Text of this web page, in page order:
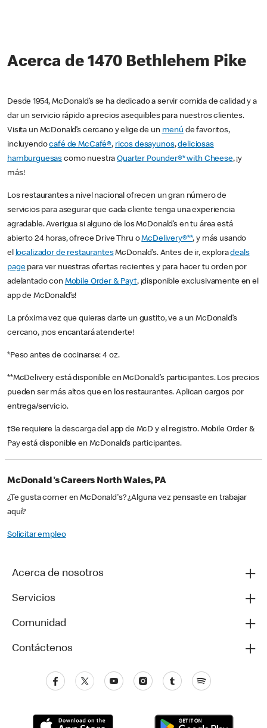
Acerca de 1470 Bethlehem Pike
Desde 1954, McDonald’s se ha dedicado a servir comida de calidad y a
dar un servicio rápido a precios asequibles para nuestros clientes.
Visita un McDonald’s cercano y elige de un menú de favoritos,
incluyendocafé de McCafé®, ricos desayunos,deliciosas
hamburguesas como nuestraQuarter Pounder®* with Cheese, ¡y
más!
Los restaurantes a nivel nacional ofrecen un gran número de
servicios para asegurar que cada cliente tenga una experiencia
agradable. Averigua si alguno de los McDonald’s en tu área está
abierto 24 horas, ofrece Drive Thru oMcDelivery®**, y más usando
el localizador de restaurantesMcDonald’s. Antes de ir, exploradeals
pagepara ver nuestras ofertas recientes y para hacer tu orden por
adelantado con Mobile Order & Pay†, ¡disponible exclusivamente en el
app de McDonald’s!
La próxima vez que quieras darte un gustito, ve a un McDonald’s
cercano, ¡nos encantará atenderte!
*Peso antes de cocinarse: 4 oz.
**McDelivery está disponible en McDonald’s participantes. Los precios
pueden ser más altos que en los restaurantes. Aplican cargos por
entrega/servicio.
†Se requiere la descarga del app de McD y el registro. Mobile Order &
Pay está disponible en McDonald’s participantes.
McDonald's Careers North Wales, PA
¿Te gusta comer en McDonald's? ¿Alguna vez pensaste en trabajar
aquí?
Solicitar empleo
Acerca de nosotros
Servicios
Comunidad
Contáctenos